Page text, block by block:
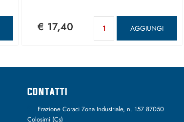
€ 17,40 AGGIUNGI
CONTATTI
Frazione Coraci Zona Industriale, n. 157 87050
Colosimi (Cs)